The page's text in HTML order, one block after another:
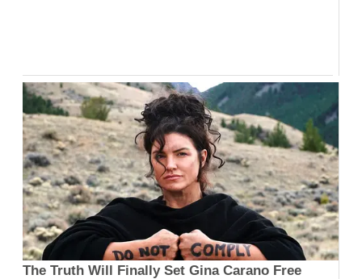
The Truth Will Finally Set Gina Carano Free